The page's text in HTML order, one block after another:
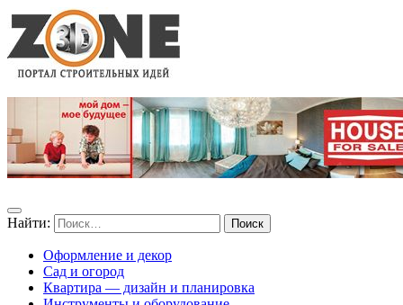
Найти:
Оформление и декор
Сад и огород
Квартира — дизайн и планировка